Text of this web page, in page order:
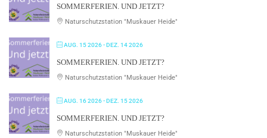
SOMMERFERIEN. UND JETZT?
Naturschutzstation "Muskauer Heide"
AUG. 15 2026- DEZ. 14 2026
SOMMERFERIEN. UND JETZT?
Naturschutzstation "Muskauer Heide"
AUG. 16 2026- DEZ. 15 2026
SOMMERFERIEN. UND JETZT?
Naturschutzstation "Muskauer Heide"